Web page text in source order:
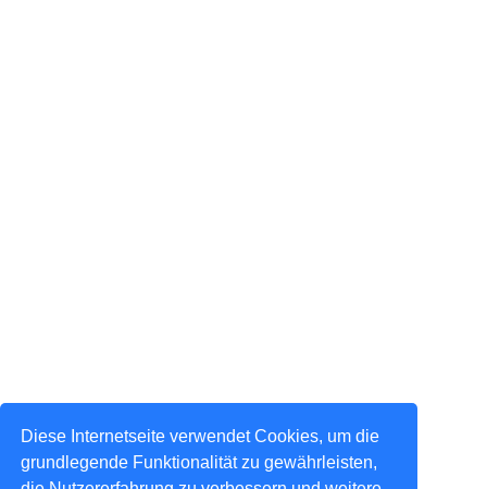
Diese Internetseite verwendet Cookies, um die
grundlegende Funktionalität zu gewährleisten,